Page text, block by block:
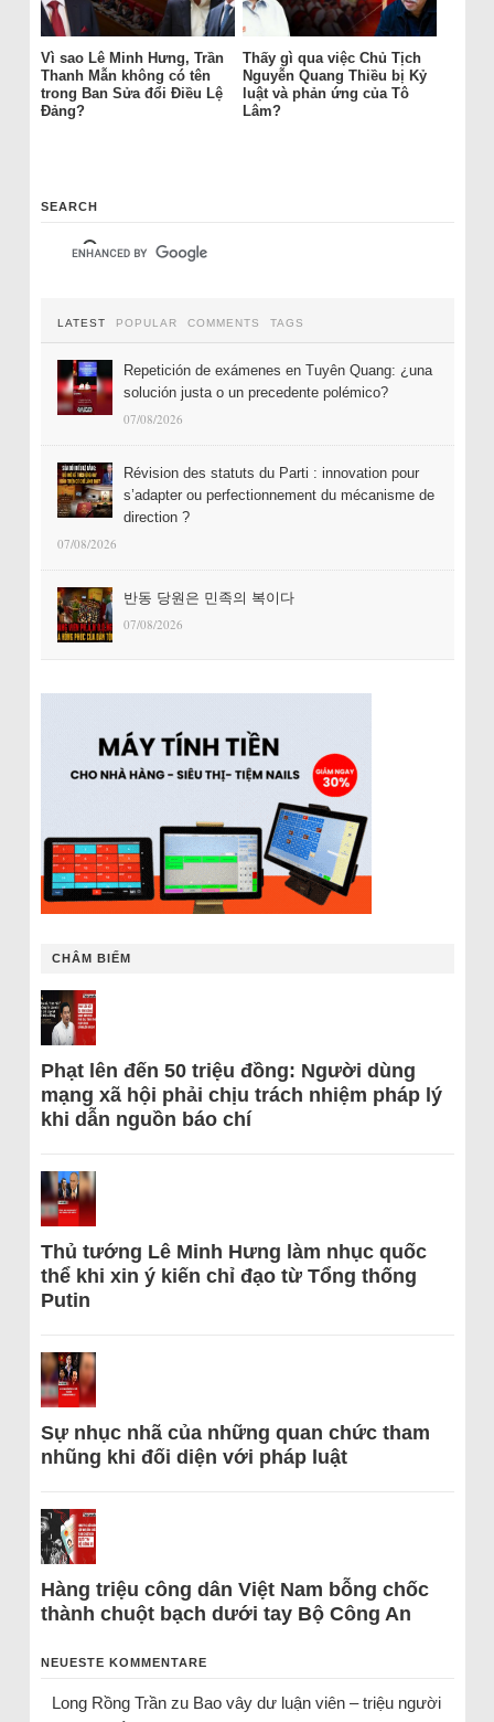
Vì sao Lê Minh Hưng, Trần
Thanh Mẫn không có tên
trong Ban Sửa đổi Điều Lệ
Đảng?
Thấy gì qua việc Chủ Tịch
Nguyễn Quang Thiều bị Kỷ
luật và phản ứng của Tô
Lâm?
SEARCH
LATEST POPULAR COMMENTS TAGS
Repetición de exámenes en Tuyên Quang: ¿una
solución justa o un precedente polémico?
07/08/2026
Révision des statuts du Parti : innovation pour
s’adapter ou perfectionnement du mécanisme de
direction ?
07/08/2026
반동 당원은 민족의 복이다
07/08/2026
CHÂM BIẾM
Phạt lên đến 50 triệu đồng: Người dùng
mạng xã hội phải chịu trách nhiệm pháp lý
khi dẫn nguồn báo chí
Thủ tướng Lê Minh Hưng làm nhục quốc
thể khi xin ý kiến chỉ đạo từ Tổng thống
Putin
Sự nhục nhã của những quan chức tham
nhũng khi đối diện với pháp luật
Hàng triệu công dân Việt Nam bỗng chốc
thành chuột bạch dưới tay Bộ Công An
NEUESTE KOMMENTARE
Long Rồng Trầnzu Bao vây dư luận viên – triệu người